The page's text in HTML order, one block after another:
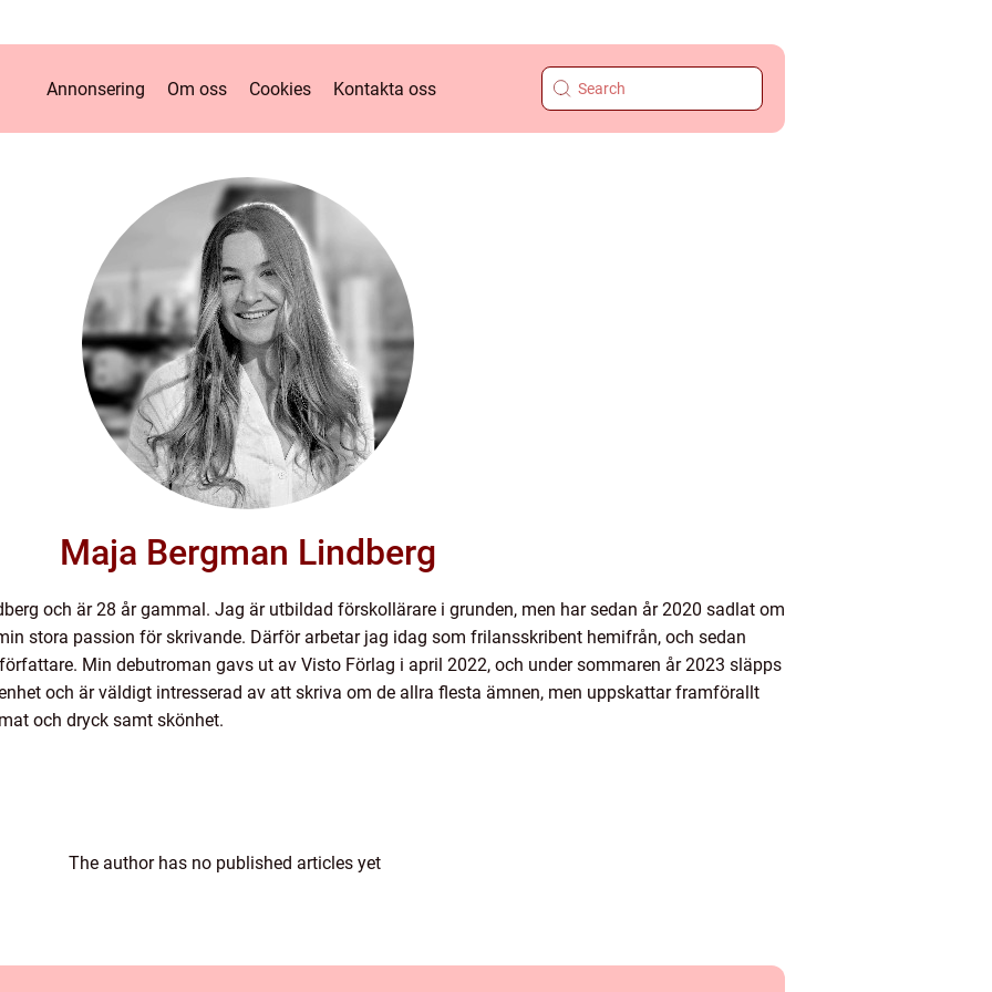
Annonsering Om oss Cookies Kontakta oss
Maja Bergman Lindberg
och är 28 år gammal. Jag är utbildad förskollärare i grunden, men har sedan år 2020 sadlat om
stora passion för skrivande. Därför arbetar jag idag som frilansskribent hemifrån, och sedan
Min debutroman gavs ut av Visto Förlag i april 2022, och under sommaren år 2023 släpps
och är väldigt intresserad av att skriva om de allra flesta ämnen, men uppskattar framförallt
och dryck samt skönhet.
The author has no published articles yet